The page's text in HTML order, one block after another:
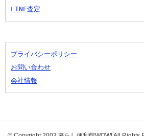
LINE査定
プライバシーポリシー
お問い合わせ
会社情報